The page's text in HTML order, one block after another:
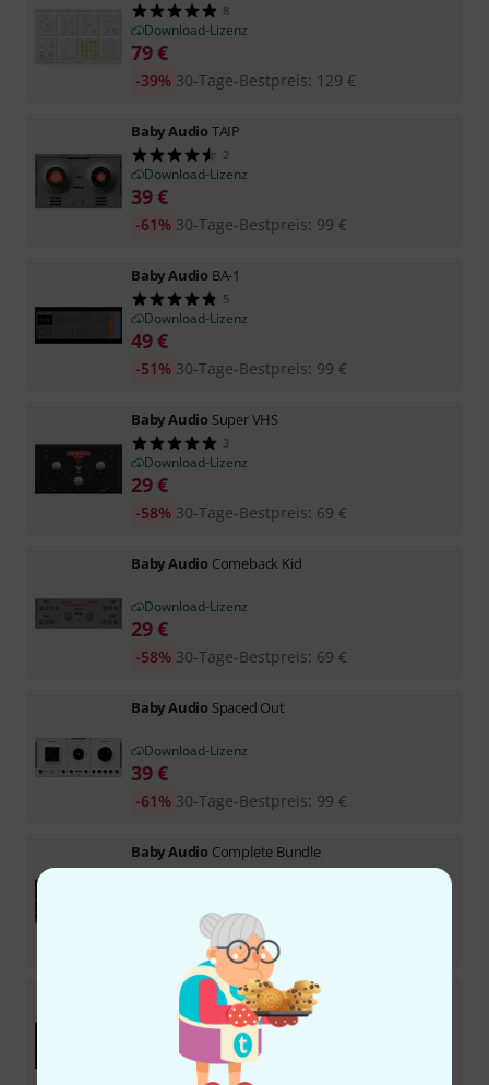
8
Download-Lizenz
79€
30-Tage-Bestpreis: 129 €
-39%
Baby AudioTAIP
2
Download-Lizenz
39€
30-Tage-Bestpreis: 99 €
-61%
Baby Audio BA-1
5
Download-Lizenz
49€
30-Tage-Bestpreis: 99 €
-51%
Baby Audio Super VHS
3
Download-Lizenz
29€
30-Tage-Bestpreis: 69 €
-58%
Baby Audio Comeback Kid
Download-Lizenz
29€
30-Tage-Bestpreis: 69 €
-58%
Baby Audio Spaced Out
Download-Lizenz
39€
30-Tage-Bestpreis: 99 €
-61%
Baby Audio Complete Bundle
30-Tage-Bestpreis
Baby Audio Smooth Operator Pro
1
Download-Lizenz